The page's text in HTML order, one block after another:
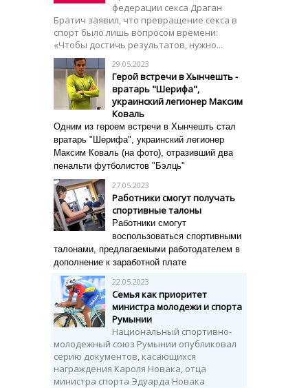
федерации секса Драган
Братич заявил, что превращение секса в
спорт было лишь вопросом времени:
«Чтобы достичь результатов, нужно...
29.05.2023
Герой встречи в Хынчешть -
вратарь "Шерифа",
украинский легионер Максим
Коваль
Одним из героем встречи в Хынчешть стал
вратарь "Шерифа", украинский легионер
Максим Коваль (на фото), отразивший два
пенальти футболистов "Бэлць"
27.05.2023
Работники смогут получать
спортивные талоны
Работники смогут
воспользоваться спортивными
талонами, предлагаемыми работодателем в
дополнение к заработной плате
22.05.2023
Семья как приоритет
министра молодежи и спорта
Румынии
Национальный спортивно-
молодежный союз Румынии опубликовал
серию документов, касающихся
награждения Кароля Новака, отца
министра спорта Эдуарда Новака